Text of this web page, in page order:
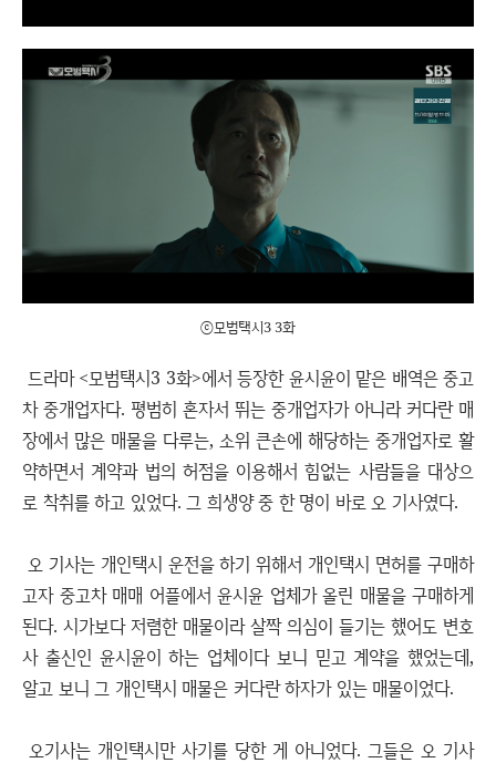
ⓒ모범택시3 3화
드라마 <모범택시3 3화>에서 등장한 윤시윤이 맡은 배역은 중고
차 중개업자다. 평범히 혼자서 뛰는 중개업자가 아니라 커다란 매
장에서 많은 매물을 다루는, 소위 큰손에 해당하는 중개업자로 활
약하면서 계약과 법의 허점을 이용해서 힘없는 사람들을 대상으
로 착취를 하고 있었다. 그 희생양 중 한 명이 바로 오 기사였다.
오 기사는 개인택시 운전을 하기 위해서 개인택시 면허를 구매하
고자 중고차 매매 어플에서 윤시윤 업체가 올린 매물을 구매하게
된다. 시가보다 저렴한 매물이라 살짝 의심이 들기는 했어도 변호
사 출신인 윤시윤이 하는 업체이다 보니 믿고 계약을 했었는데,
알고 보니 그 개인택시 매물은 커다란 하자가 있는 매물이었다.
오기사는 개인택시만 사기를 당한 게 아니었다. 그들은 오 기사